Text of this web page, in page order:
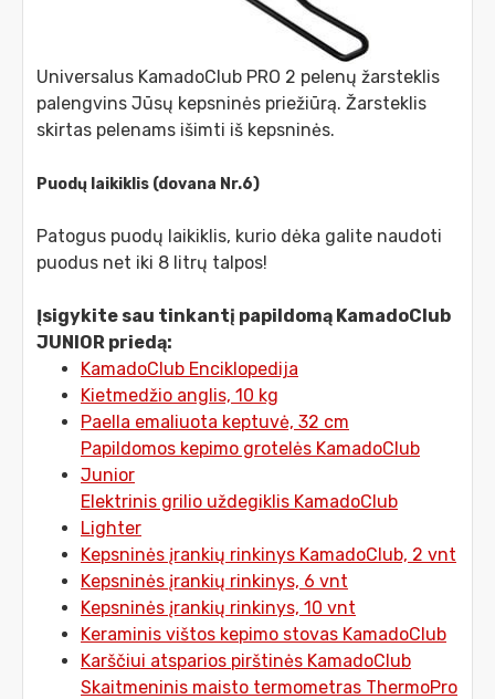
Universalus KamadoClub PRO 2 pelenų žarsteklis
palengvins Jūsų kepsninės priežiūrą. Žarsteklis
skirtas pelenams išimti iš kepsninės.
Puodų laikiklis (dovana Nr.6)
Patogus puodų laikiklis, kurio dėka galite naudoti
puodus net iki 8 litrų talpos!
Įsigykite sau tinkantį papildomą KamadoClub
JUNIOR priedą:
KamadoClub Enciklopedija
Kietmedžio anglis, 10 kg
Paella emaliuota keptuvė, 32 cm
Papildomos kepimo grotelės KamadoClub
Junior
Elektrinis grilio uždegiklis KamadoClub
Lighter
Kepsninės įrankių rinkinys KamadoClub, 2 vnt
Kepsninės įrankių rinkinys, 6 vnt
Kepsninės įrankių rinkinys, 10 vnt
Keraminis vištos kepimo stovas KamadoClub
Karščiui atsparios pirštinės KamadoClub
Skaitmeninis maisto termometras ThermoPro